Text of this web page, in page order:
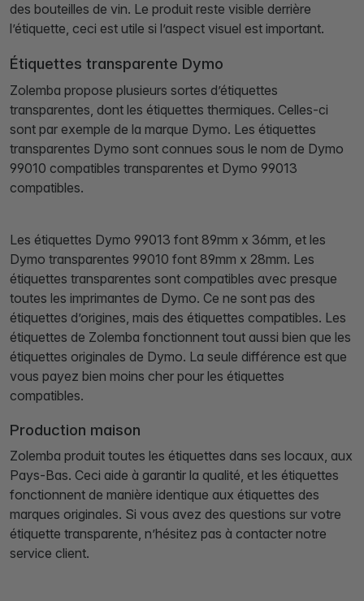
des bouteilles de vin. Le produit reste visible derrière
l’étiquette, ceci est utile si l’aspect visuel est important.
Étiquettes transparente Dymo
Zolemba propose plusieurs sortes d’étiquettes
transparentes, dont les étiquettes thermiques. Celles-ci
sont par exemple de la marque Dymo. Les étiquettes
transparentes Dymo sont connues sous le nom de Dymo
99010 compatibles transparentes et Dymo 99013
compatibles.
Les étiquettes Dymo 99013 font 89mm x 36mm, et les
Dymo transparentes 99010 font 89mm x 28mm. Les
étiquettes transparentes sont compatibles avec presque
toutes les imprimantes de Dymo. Ce ne sont pas des
étiquettes d’origines, mais des étiquettes compatibles. Les
étiquettes de Zolemba fonctionnent tout aussi bien que les
étiquettes originales de Dymo. La seule différence est que
vous payez bien moins cher pour les étiquettes
compatibles.
Production maison
Zolemba produit toutes les étiquettes dans ses locaux, aux
Pays-Bas. Ceci aide à garantir la qualité, et les étiquettes
fonctionnent de manière identique aux étiquettes des
marques originales. Si vous avez des questions sur votre
étiquette transparente, n’hésitez pas à contacter notre
service client.